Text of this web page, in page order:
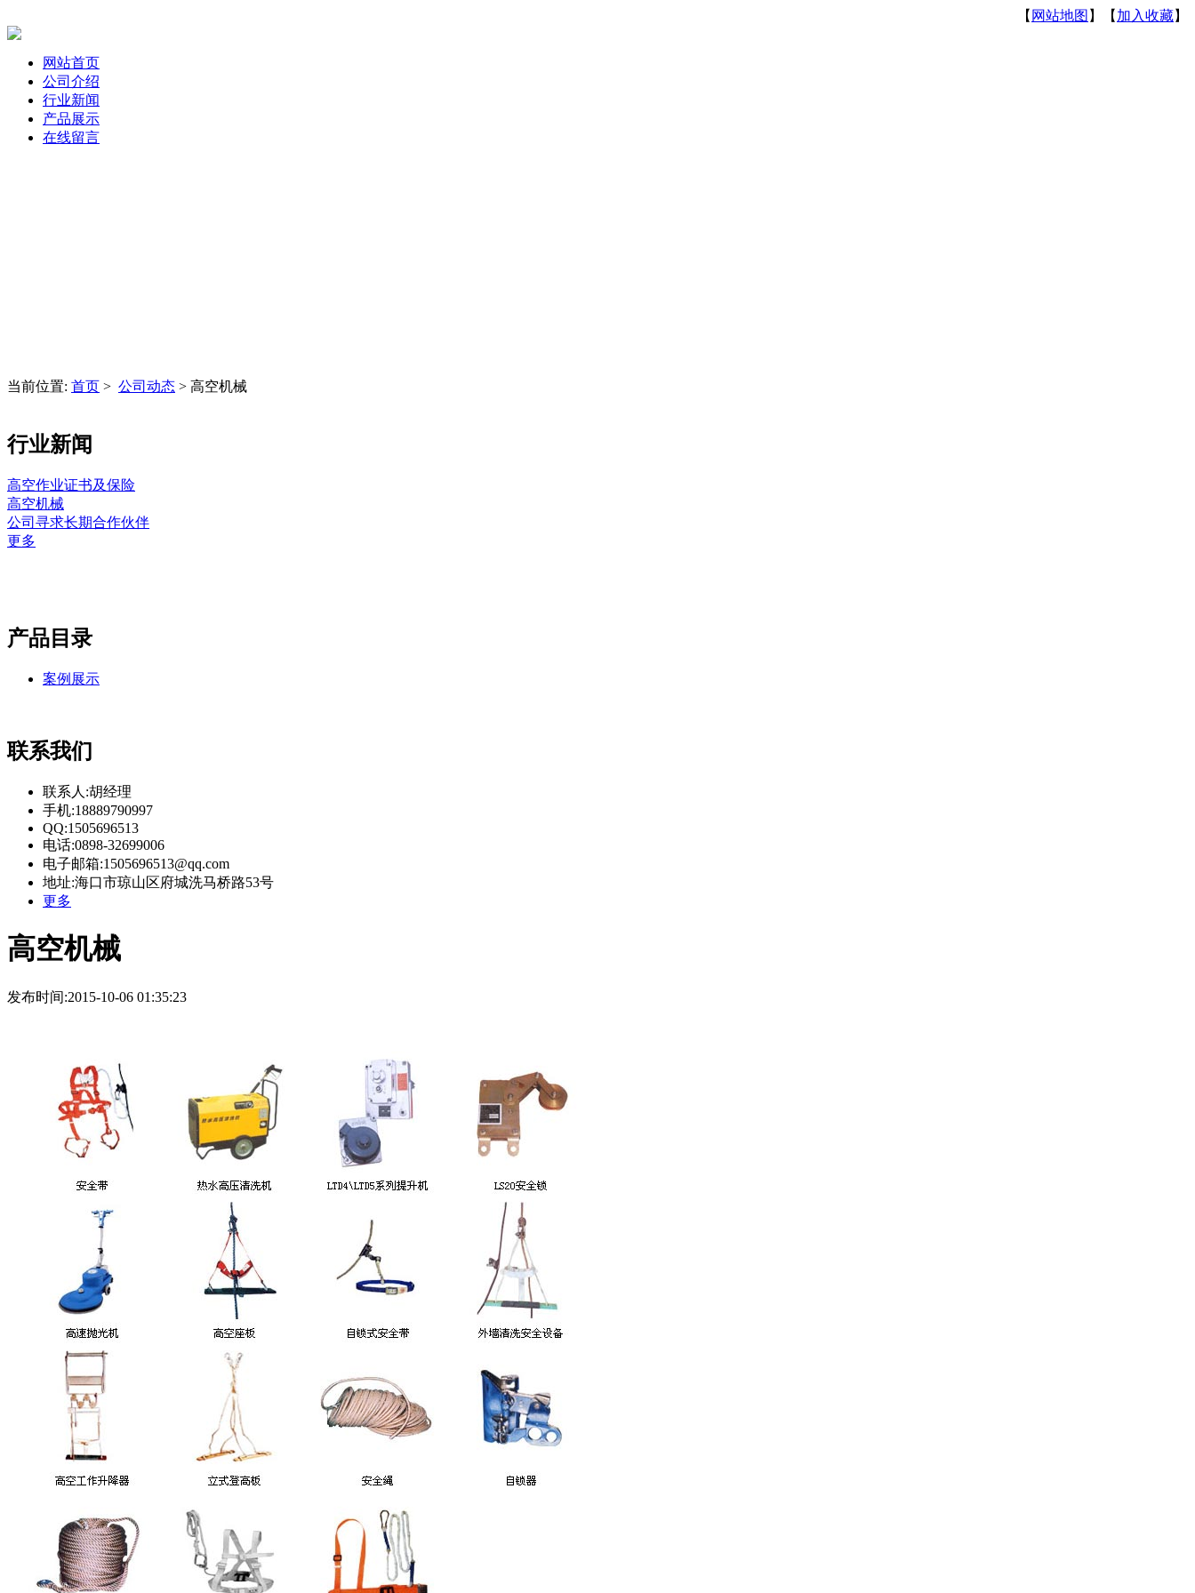
【 网站地图 】【 加入收藏】
网站首页
公司介绍
行业新闻
产品展示
在线留言
当前位置: 首页 > 公司动态 > 高空机械
行业新闻
高空作业证书及保险
高空机械
公司寻求长期合作伙伴
更多
产品目录
案例展示
联系我们
联系人:胡经理
手机:18889790997
QQ:1505696513
电话:0898-32699006
电子邮箱:1505696513@qq.com
地址:海口市琼山区府城洗马桥路53号
更多
高空机械
发布时间:2015-10-06 01:35:23